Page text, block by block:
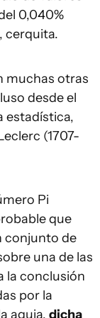
0,040%
cerquita.
muchas otras
desde el
estadística,
(1707-
Pi
que
conjunto de
una de las
la conclusión
por la
aguja, dicha